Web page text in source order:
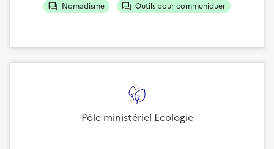
Nomadisme Outils pour communiquer
Pôle ministériel Ecologie